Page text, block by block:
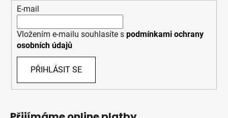
E-mail
Vložením e-mailu souhlasíte s podmínkami ochrany
osobních údajů
PŘIHLÁSIT SE